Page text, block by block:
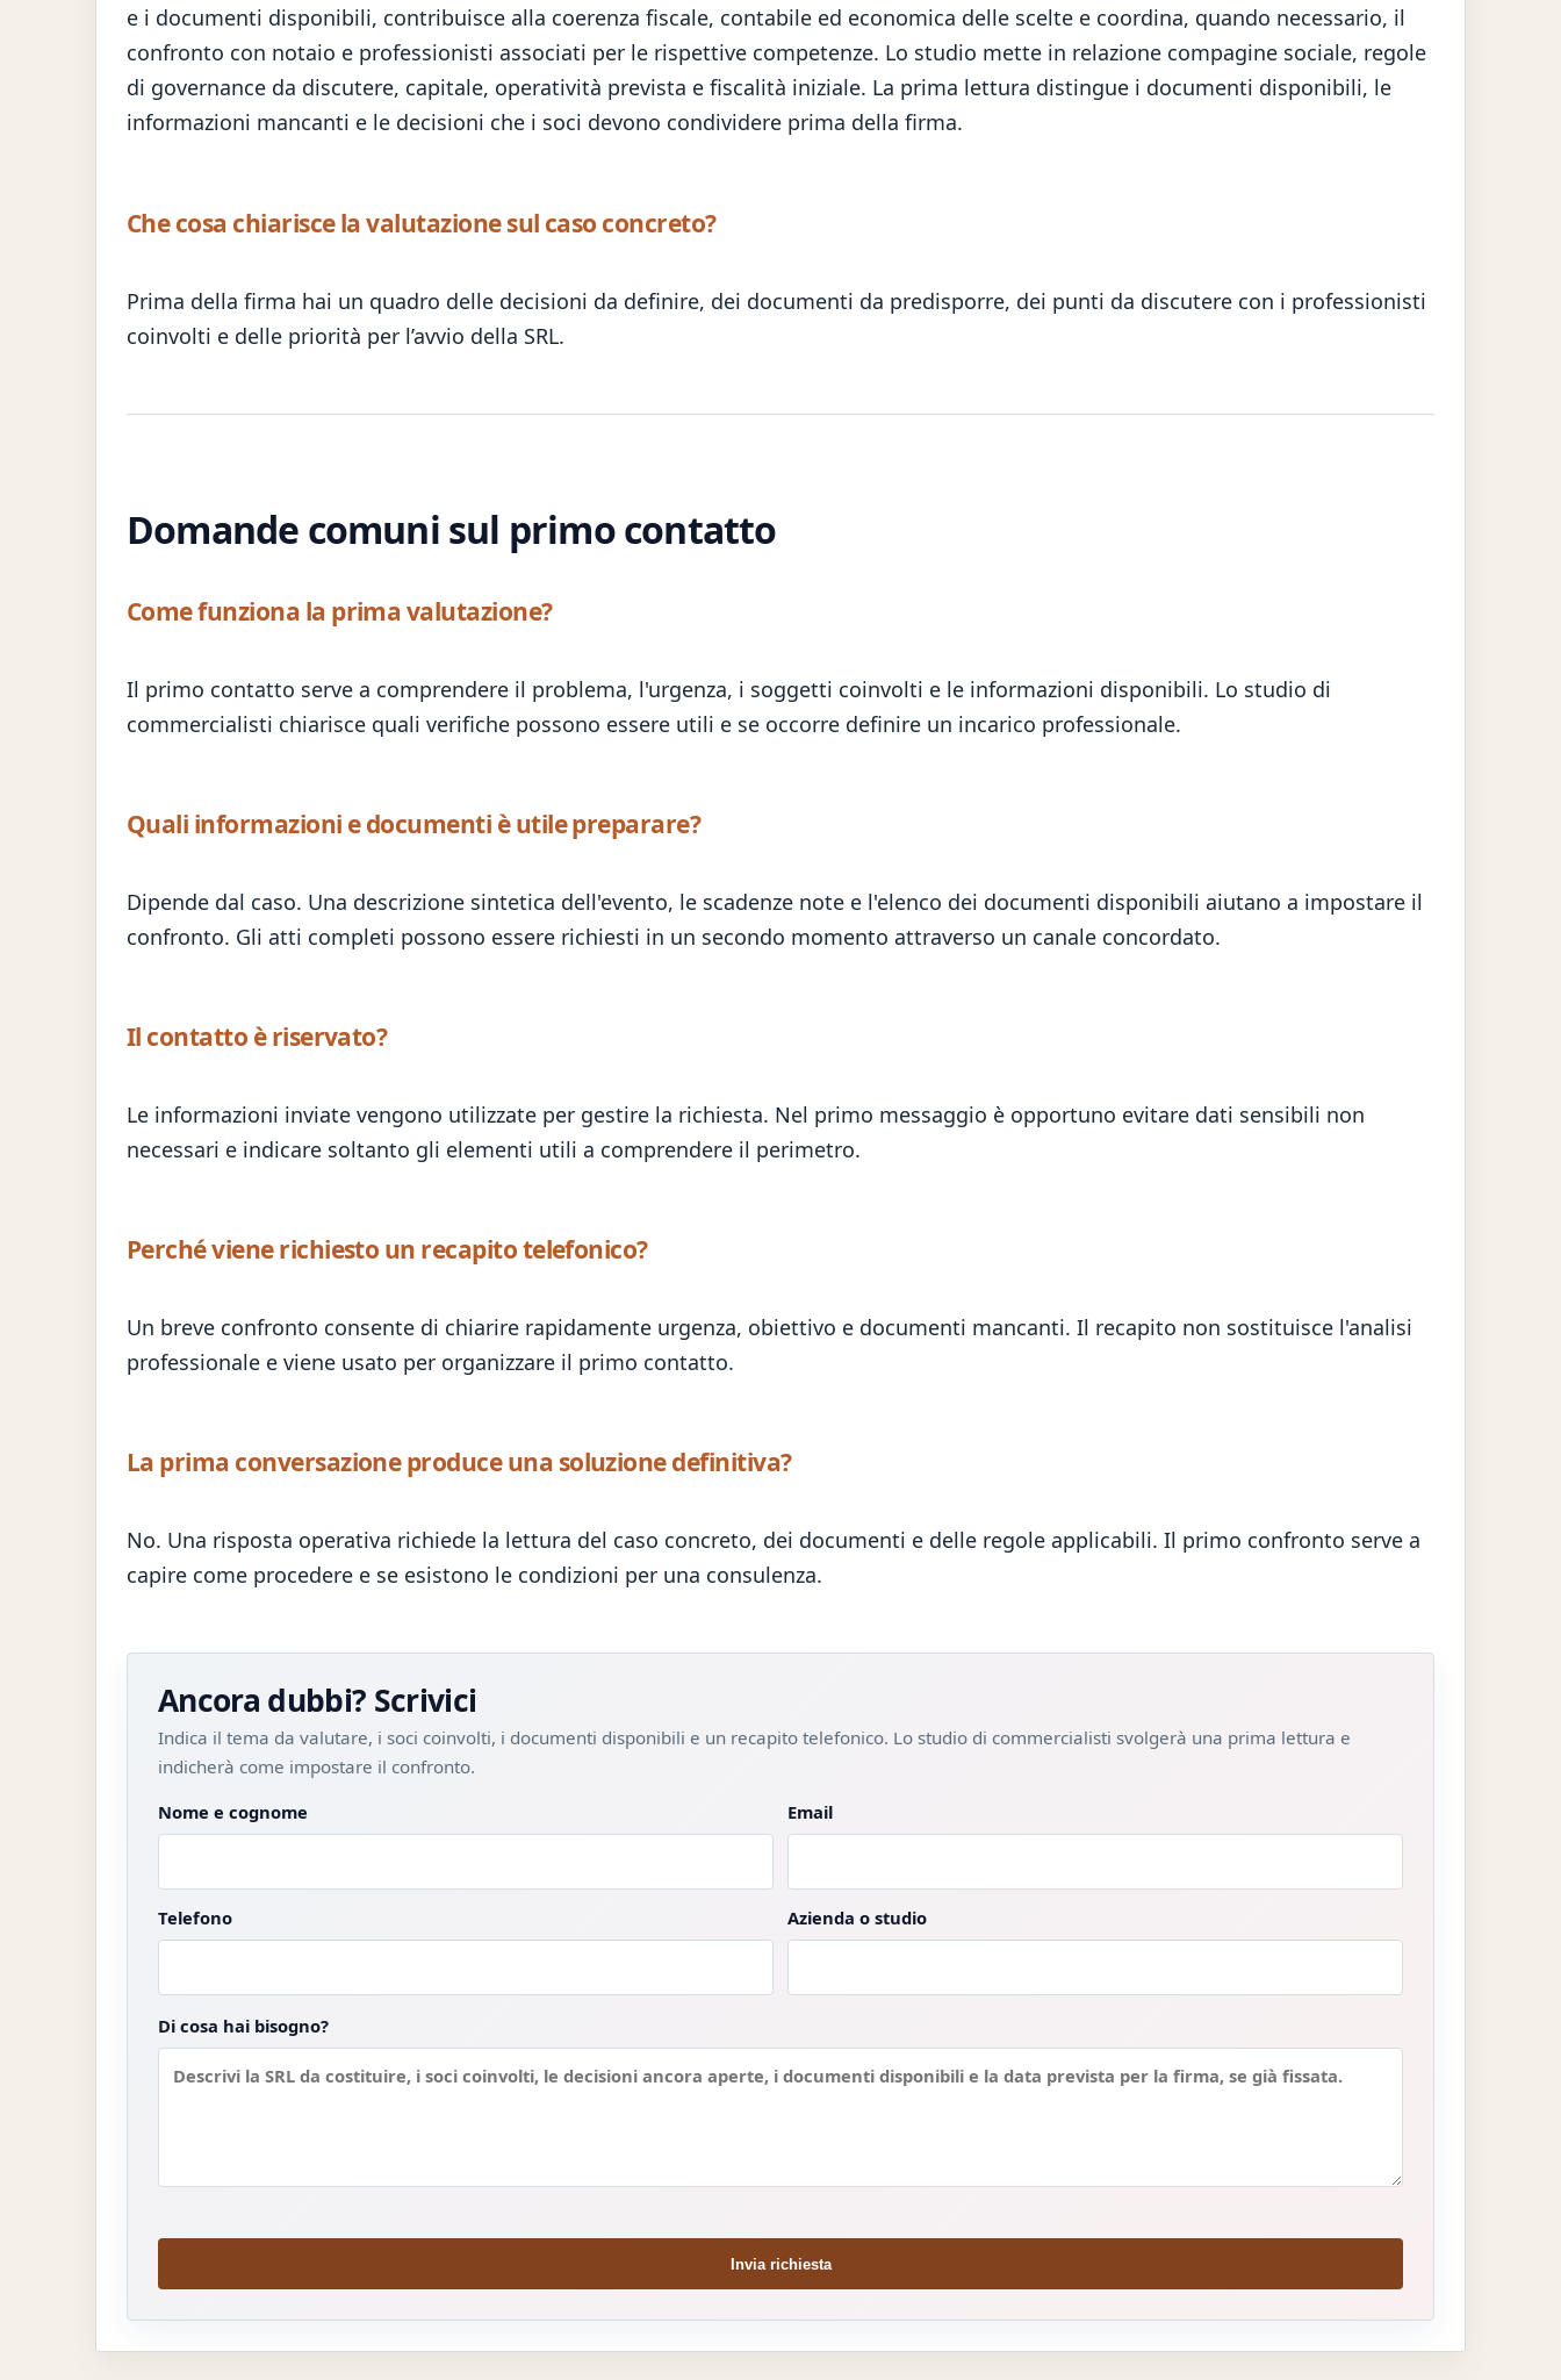
e i documenti disponibili, contribuisce alla coerenza fiscale, contabile ed economica delle scelte e coordina, quando necessario, il
confronto con notaio e professionisti associati per le rispettive competenze. Lo studio mette in relazione compagine sociale, regole
di governance da discutere, capitale, operatività prevista e fiscalità iniziale. La prima lettura distingue i documenti disponibili, le
informazioni mancanti e le decisioni che i soci devono condividere prima della firma.
Che cosa chiarisce la valutazione sul caso concreto?
Prima della firma hai un quadro delle decisioni da definire, dei documenti da predisporre, dei punti da discutere con i professionisti
coinvolti e delle priorità per l’avvio della SRL.
Domande comuni sul primo contatto
Come funziona la prima valutazione?
Il primo contatto serve a comprendere il problema, l'urgenza, i soggetti coinvolti e le informazioni disponibili. Lo studio di
commercialisti chiarisce quali verifiche possono essere utili e se occorre definire un incarico professionale.
Quali informazioni e documenti è utile preparare?
Dipende dal caso. Una descrizione sintetica dell'evento, le scadenze note e l'elenco dei documenti disponibili aiutano a impostare il
confronto. Gli atti completi possono essere richiesti in un secondo momento attraverso un canale concordato.
Il contatto è riservato?
Le informazioni inviate vengono utilizzate per gestire la richiesta. Nel primo messaggio è opportuno evitare dati sensibili non
necessari e indicare soltanto gli elementi utili a comprendere il perimetro.
Perché viene richiesto un recapito telefonico?
Un breve confronto consente di chiarire rapidamente urgenza, obiettivo e documenti mancanti. Il recapito non sostituisce l'analisi
professionale e viene usato per organizzare il primo contatto.
La prima conversazione produce una soluzione definitiva?
No. Una risposta operativa richiede la lettura del caso concreto, dei documenti e delle regole applicabili. Il primo confronto serve a
capire come procedere e se esistono le condizioni per una consulenza.
Ancora dubbi? Scrivici
Indica il tema da valutare, i soci coinvolti, i documenti disponibili e un recapito telefonico. Lo studio di commercialisti svolgerà una prima lettura e
indicherà come impostare il confronto.
Nome e cognome
Email
Telefono Azienda o studio
Di cosa hai bisogno?
Invia richiesta